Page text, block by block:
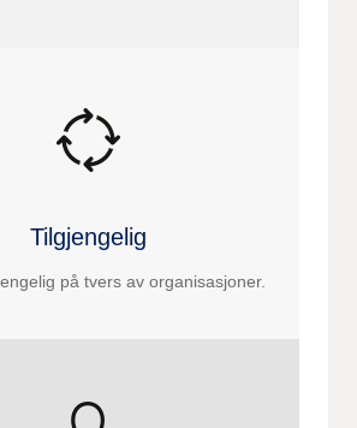
Tilgjengelig
på tvers av organisasjoner.